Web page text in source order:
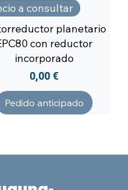
a consultar
planetario
con reductor
incorporado
Precio
0,00 €
Pedido anticipado